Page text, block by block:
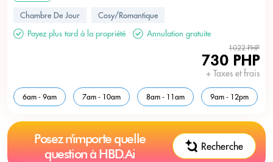
Chambre De Jour
Cosy/Romantique
Payez plus tard à la propriété
Annulation gratuite
1022 PHP
730 PHP
+ Taxes et frais
6am - 9am 7am - 10am 8am - 11am 9am - 12pm
Posez n'importe quelle
question à HBD.Ai
Recherche